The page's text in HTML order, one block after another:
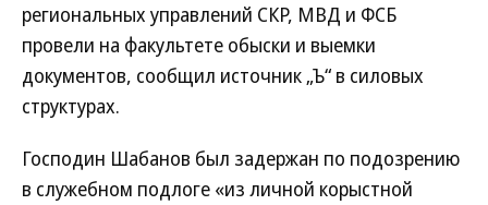
региональных управлений СКР, МВД и ФСБ
провели на факультете обыски и выемки
документов, сообщил источник „Ъ“ в силовых
структурах.
Господин Шабанов был задержан по подозрению
в служебном подлоге «из личной корыстной